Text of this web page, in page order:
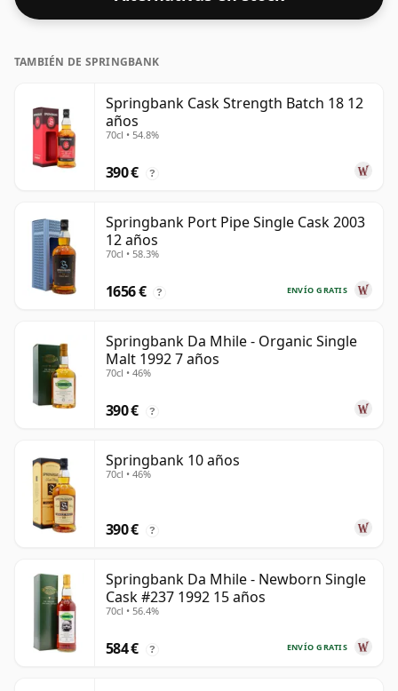
TAMBIÉN DE SPRINGBANK
Springbank Cask Strength Batch 18 12
años
70cl • 54.8%
390 € ?
Springbank Port Pipe Single Cask 2003
12 años
70cl • 58.3%
ENVÍO GRATIS
1656 € ?
Springbank Da Mhile - Organic Single
Malt 1992 7 años
70cl • 46%
390 € ?
Springbank 10 años
70cl • 46%
390 € ?
Springbank Da Mhile - Newborn Single
Cask #237 1992 15 años
70cl • 56.4%
ENVÍO GRATIS
584 € ?